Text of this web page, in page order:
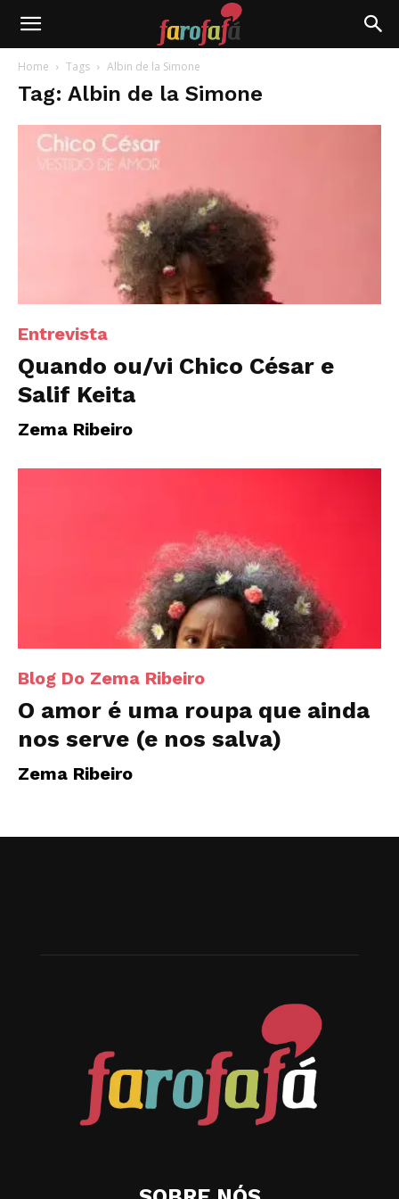
Farofafá
Home Tags Albin de la Simone
Tag: Albin de la Simone
Entrevista
Quando ou/vi Chico César e
Salif Keita
Zema Ribeiro
Blog Do Zema Ribeiro
O amor é uma roupa que ainda
nos serve (e nos salva)
Zema Ribeiro